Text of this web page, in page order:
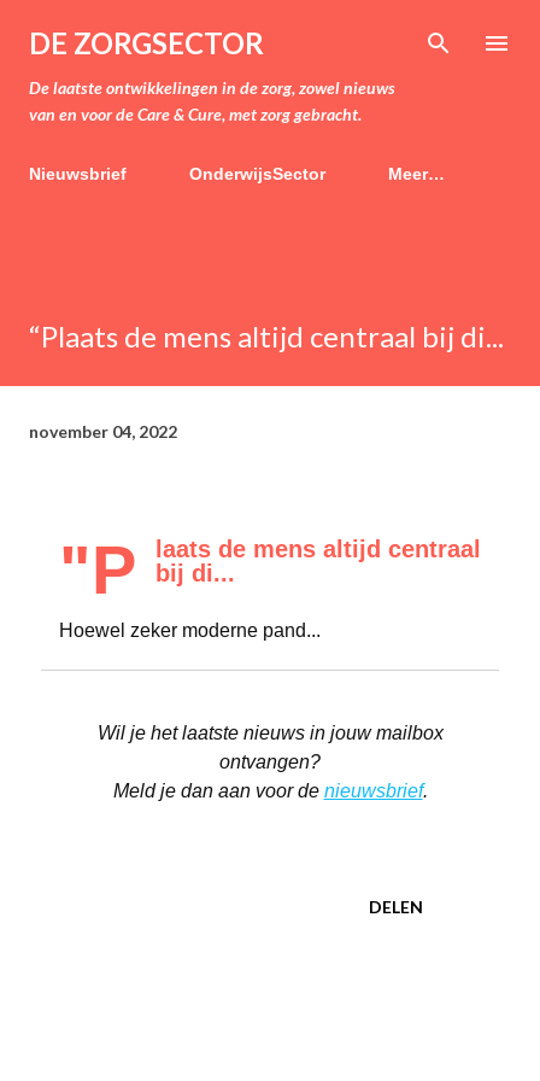
Doorgaan naar hoofdcontent
DE ZORGSECTOR
De laatste ontwikkelingen in de zorg, zowel nieuws
van en voor de Care & Cure, met zorg gebracht.
Nieuwsbrief OnderwijsSector Meer…
“Plaats de mens altijd centraal bij di...
november 04, 2022
"P
laats de mens altijd centraal
bij di...
Hoewel zeker moderne pand...
Wil je het laatste nieuws in jouw mailbox
ontvangen?
Meld je dan aan voor de nieuwsbrief.
DELEN